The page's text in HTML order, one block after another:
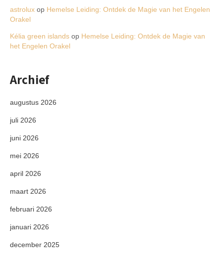
astrolux op Hemelse Leiding: Ontdek de Magie van het Engelen
Orakel
Kélia green islands op Hemelse Leiding: Ontdek de Magie van
het Engelen Orakel
Archief
augustus 2026
juli 2026
juni 2026
mei 2026
april 2026
maart 2026
februari 2026
januari 2026
december 2025